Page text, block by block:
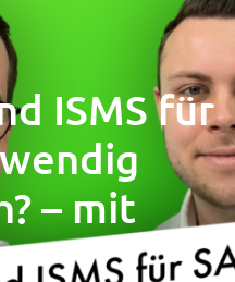
ISMS für
– mit